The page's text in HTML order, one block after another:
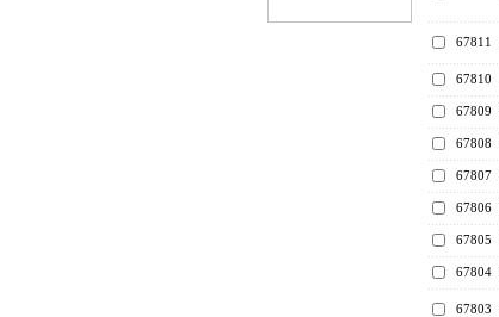
67811
67810
67809
67808
67807
67806
67805
67804
67803